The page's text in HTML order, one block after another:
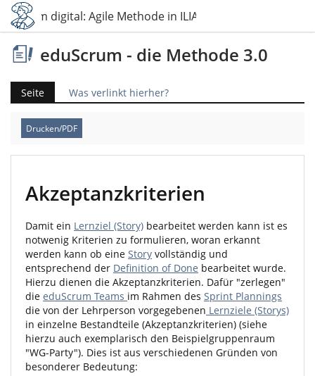
digital: Agile Methode in ILIAS umgesetzt
eduScrum - die Methode 3.0
Seite Was verlinkt hierher?
Drucken/PDF
Akzeptanzkriterien
Damit ein Lernziel (Story) bearbeitet werden kann ist es
notwenig Kriterien zu formulieren, woran erkannt
werden kann ob eine Story vollständig und
entsprechend der Definition of Done bearbeitet wurde.
Hierzu dienen die Akzeptanzkriterien. Dafür "zerlegen"
die eduScrum Teams im Rahmen des Sprint Plannings
die von der Lehrperson vorgegebenen Lernziele (Storys)
in einzelne Bestandteile (Akzeptanzkriterien) (siehe
hierzu auch exemplarisch den Beispielgruppenraum
"WG-Party"). Dies ist aus verschiedenen Gründen von
besonderer Bedeutung: